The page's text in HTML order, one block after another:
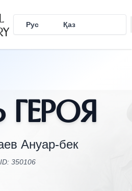
Рус Қаз
Героя
Ануар-бек
ID: 350106